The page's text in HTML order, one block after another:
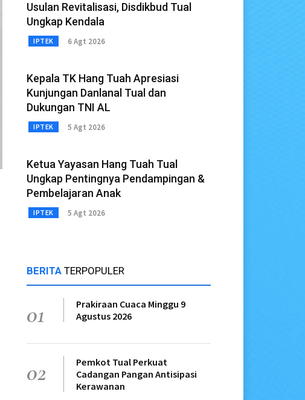
Usulan Revitalisasi, Disdikbud Tual
Ungkap Kendala
IPTEK 6 Agt 2026
Kepala TK Hang Tuah Apresiasi
Kunjungan Danlanal Tual dan
Dukungan TNI AL
IPTEK 5 Agt 2026
Ketua Yayasan Hang Tuah Tual
Ungkap Pentingnya Pendampingan &
Pembelajaran Anak
IPTEK 5 Agt 2026
BERITA TERPOPULER
01
Prakiraan Cuaca Minggu 9
Agustus 2026
02
Pemkot Tual Perkuat
Cadangan Pangan Antisipasi
Kerawanan